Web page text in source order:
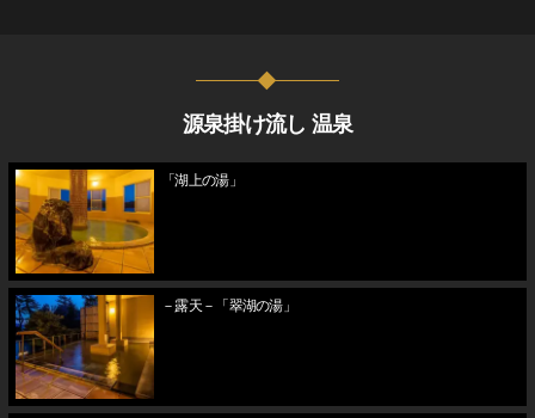
源泉掛け流し 温泉
「湖上の湯」
－露天－「翠湖の湯」